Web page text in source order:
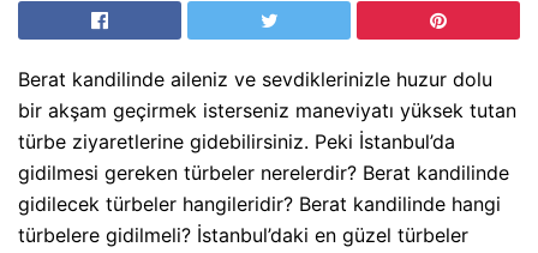
Berat kandilinde aileniz ve sevdiklerinizle huzur dolu
bir akşam geçirmek isterseniz maneviyatı yüksek tutan
türbe ziyaretlerine gidebilirsiniz. Peki İstanbul’da
gidilmesi gereken türbeler nerelerdir? Berat kandilinde
gidilecek türbeler hangileridir? Berat kandilinde hangi
türbelere gidilmeli? İstanbul’daki en güzel türbeler